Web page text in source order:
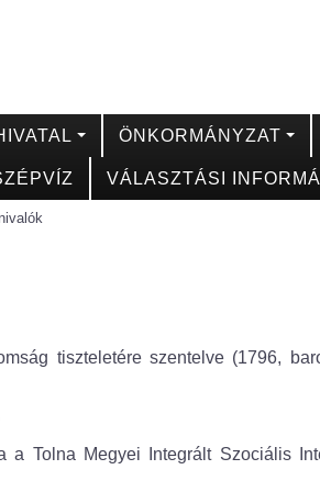
ÖNKORMÁNYZAT
VÁLASZTÁSI
tiszteletére szentelve (1796,
a Tolna Megyei Integrált Szociális